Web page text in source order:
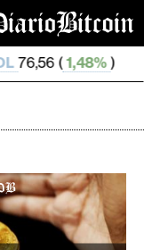
) TRX0,329